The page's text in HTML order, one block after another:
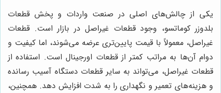
یکی از چالش‌های اصلی در صنعت واردات و پخش قطعات
بلدوزر کوماتسو، وجود قطعات غیراصل در بازار است. قطعات
غیراصل، معمولاً با قیمت پایین‌تری عرضه می‌شوند، اما کیفیت و
دوام آن‌ها به مراتب کمتر از قطعات اورجینال است. استفاده از
قطعات غیراصل، می‌تواند به سایر قطعات دستگاه آسیب رسانده
و هزینه‌های تعمیر و نگهداری را به شدت افزایش دهد. همچنین،